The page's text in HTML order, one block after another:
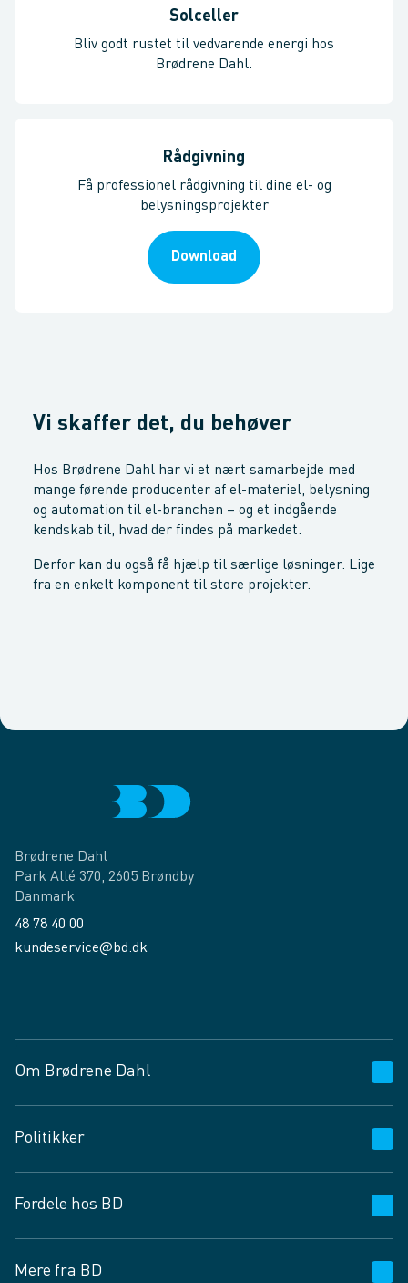
Solceller
Bliv godt rustet til vedvarende energi hos
Brødrene Dahl.
Rådgivning
Få professionel rådgivning til dine el- og
belysningsprojekter
Download
Vi skaffer det, du behøver
Hos Brødrene Dahl har vi et nært samarbejde med
mange førende producenter af el-materiel, belysning
og automation til el-branchen – og et indgående
kendskab til, hvad der findes på markedet.
Derfor kan du også få hjælp til særlige løsninger. Lige
fra en enkelt komponent til store projekter.
Brødrene Dahl
Park Allé 370, 2605 Brøndby
Danmark
48 78 40 00
kundeservice@bd.dk
Om Brødrene Dahl
Vagttelefon 30 10 89 89
Spørgsmål og svar
Job og karriere
Fødevarekontrolrapport
Politikker
Privatlivspolitik
Cookies
Vilkår og betingelser
Fordele hos BD
BD app
Mere fra BD